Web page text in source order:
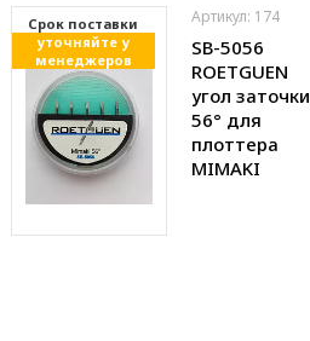
Cрок поставки
уточняйте у
менеджеров
Артикул: 174
SB-5056
ROETGUEN
угол заточки
56° для
плоттера
MIMAKI